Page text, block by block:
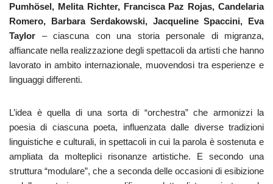
Pumhösel, Melita Richter, Francisca Paz Rojas, Candelaria
Romero, Barbara Serdakowski, Jacqueline Spaccini, Eva
Taylor – ciascuna con una storia personale di migranza,
affiancate nella realizzazione degli spettacoli da artisti che hanno
lavorato in ambito internazionale, muovendosi tra esperienze e
linguaggi differenti.
L’idea è quella di una sorta di “orchestra” che armonizzi la
poesia di ciascuna poeta, influenzata dalle diverse tradizioni
linguistiche e culturali, in spettacoli in cui la parola è sostenuta e
ampliata da molteplici risonanze artistiche. E secondo una
struttura “modulare”, che a seconda delle occasioni di esibizione